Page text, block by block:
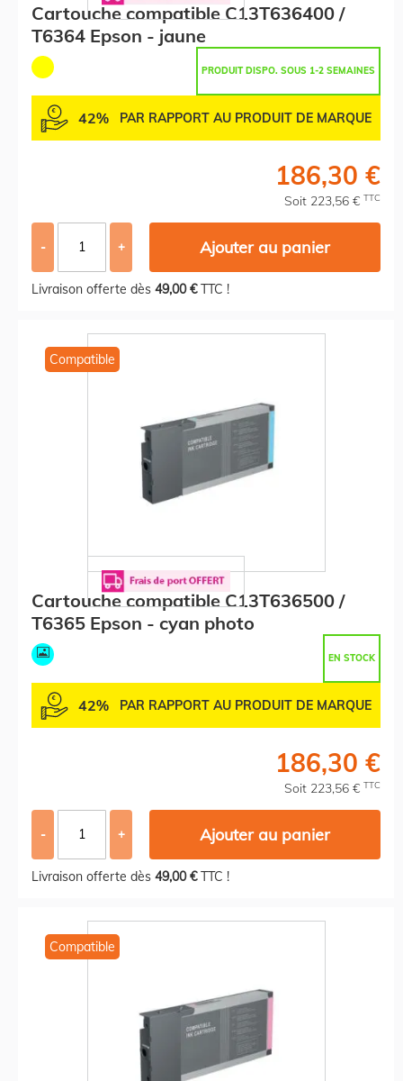
Cartouche compatible C13T636400 /
T6364 Epson - jaune
PRODUIT DISPO. SOUS 1-2 SEMAINES
42% PAR RAPPORT AU PRODUIT DE MARQUE
186,30 €
Soit 223,56 € TTC
- + Ajouter au panier
Livraison offerte dès 49,00 €TTC !
Compatible
Cartouche compatible C13T636500 /
T6365 Epson - cyan photo
EN STOCK
42% PAR RAPPORT AU PRODUIT DE MARQUE
186,30 €
Soit 223,56 € TTC
- + Ajouter au panier
Livraison offerte dès 49,00 €TTC !
Compatible